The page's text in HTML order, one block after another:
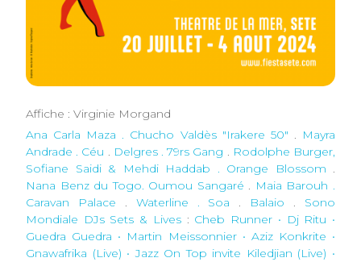
Affiche : Virginie Morgand
Ana Carla Maza . Chucho Valdès "Irakere 50" . Mayra
Andrade . Céu . Delgres . 79rs Gang . Rodolphe Burger,
Sofiane Saidi & Mehdi Haddab . Orange Blossom .
Nana Benz du Togo. Oumou Sangaré . Maia Barouh .
Caravan Palace . Waterline . Soa . Balaio . Sono
Mondiale DJs Sets & Lives: Cheb Runner • Dj Ritu •
Guedra Guedra • Martin Meissonnier • Aziz Konkrite •
Gnawafrika (Live) • Jazz On Top invite Kiledjian (Live) •